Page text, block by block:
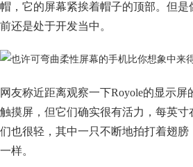
帽，它的屏幕紧挨着帽子的顶部。但是
前还是处于开发当中。
网友称近距离观察一下Royole的显示
触摸屏，但它们确实很有活力，每英寸
们也很轻，其中一只不断地拍打着翅
一样。